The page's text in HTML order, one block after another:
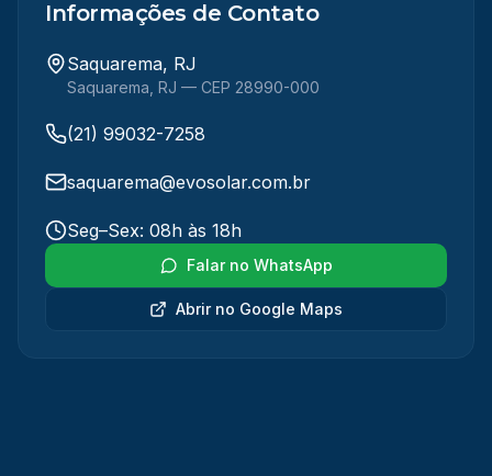
Informações de Contato
Saquarema, RJ
Saquarema RJ — CEP 28990-000
(21) 99032-7258
saquarema@evosolar.com.br
Seg–Sex: 08h às 18h
Falar no WhatsApp
Abrir no Google Maps